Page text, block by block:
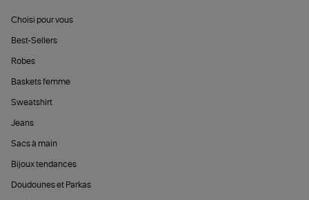
Choisi pour vous
Best-Sellers
Robes
Baskets femme
Sweatshirt
Jeans
Sacs à main
Bijoux tendances
Doudounes et Parkas